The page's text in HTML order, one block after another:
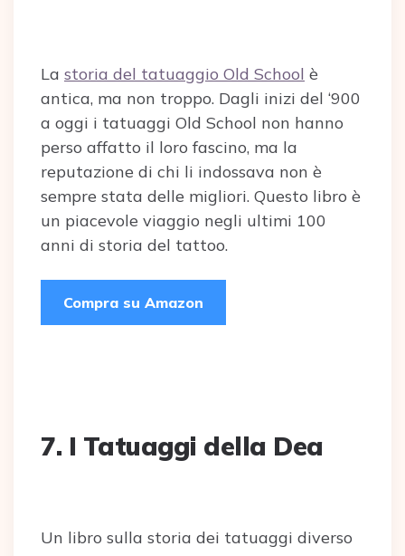
La storia del tatuaggio Old School è
antica, ma non troppo. Dagli inizi del ‘900
a oggi i tatuaggi Old School non hanno
perso affatto il loro fascino, ma la
reputazione di chi li indossava non è
sempre stata delle migliori. Questo libro è
un piacevole viaggio negli ultimi 100
anni di storia del tattoo.
Compra su Amazon
7. I Tatuaggi della Dea
Un libro sulla storia dei tatuaggi diverso